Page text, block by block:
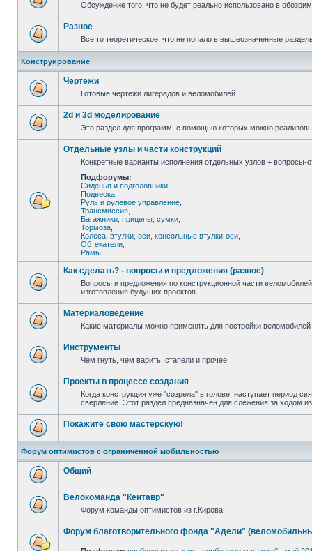
Обсуждение того, что не будет реально использовано в
Разное
Все то теоретическое, что не попало в вышеозначенные
Конструирование
Чертежи
Готовые чертежи лигерадов и веломобилей
2d и 3d моделирование
Это раздел для программ, с помощью которых можно
Отдельные узлы и части конструкций
Конкретные варианты исполнения отдельных узлов + вопросы-
Подфорумы:
Сиденья и подголовники
Подвеска
Руль и рулевое управление
Трансмиссия
Багажники, прицепы, сумки
Тормоза
Колеса, втулки, оси, консольные втулки-оси
Обтекатели
Рамы
Как сделать? - вопросы и предложения (разное)
Вопросы и предложения по конструкционной части
изготовления будущих проектов.
Материаловедение
Какие материалы можно применять для постройки
Инструменты
Чем гнуть, чем варить, стапели и прочее
Проекты в процессе создания
Когда конструкция уже "созрела" в голове, наступает период
сверление. Этот раздел предназначен для слежения за ходом
Покажите свою мастерскую!
Форум оптимистов с ограниченной мобильностью
Общий
Велокоманда "Кентавр"
Форум команды оптимистов из г.Кирова!
Форум благотворительного фонда "Адели"